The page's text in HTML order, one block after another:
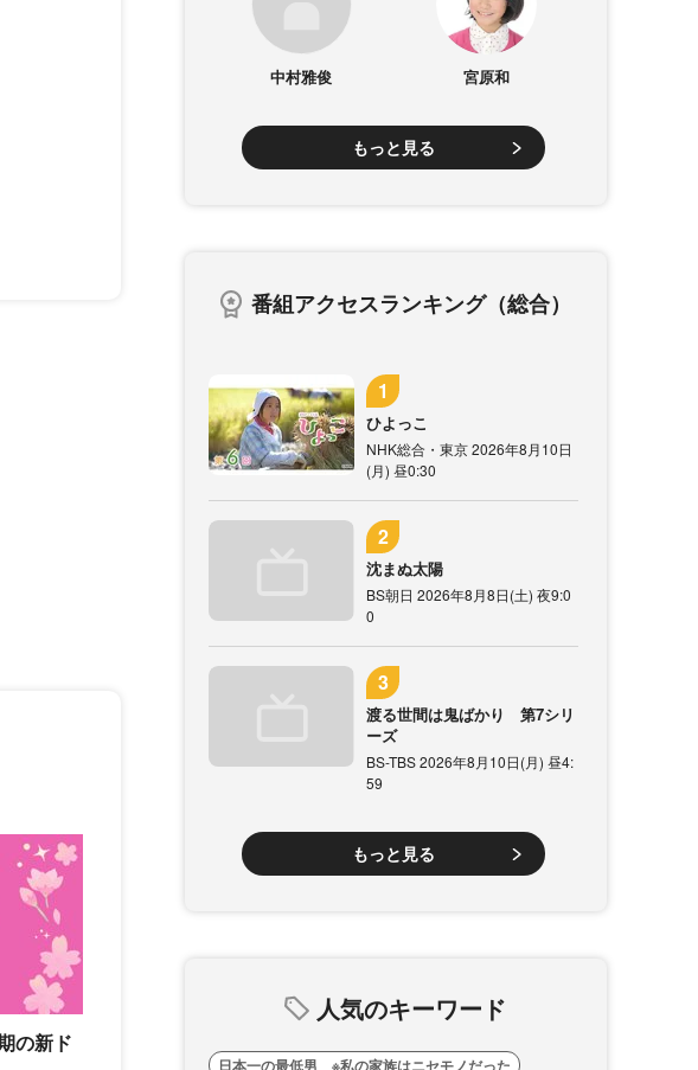
の新ド
中村雅俊 宮原和
もっと見る
番組アクセスランキング（総合）
ひよっこ
NHK総合・東京 2026年8月10日
(月) 昼0:30
沈まぬ太陽
BS朝日 2026年8月8日(土) 夜9:0
0
渡る世間は鬼ばかり 第7シリ
ーズ
BS-TBS 2026年8月10日(月) 昼4:
59
もっと見る
人気のキーワード
日本一の最低男 ※私の家族はニセモノだった